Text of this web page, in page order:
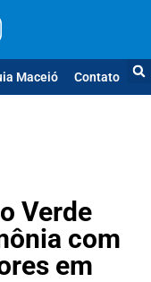
Maceió Contato
Verde
com
em